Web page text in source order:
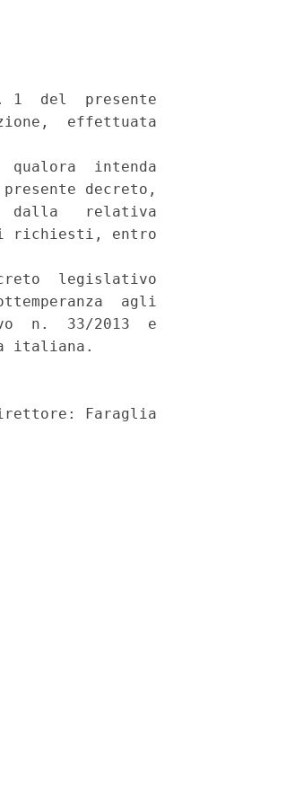
1  del  presente
effettuata
qualora  intenda
decreto,
dalla   relativa
richiesti, entro
legislativo
agli
n.  33/2013  e
italiana.